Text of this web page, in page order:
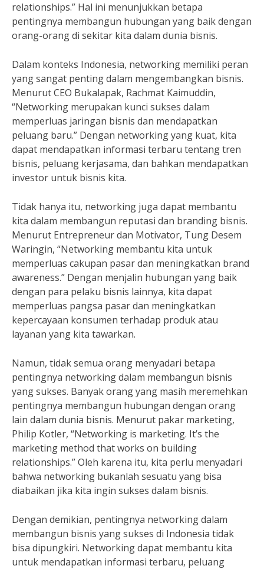
relationships.” Hal ini menunjukkan betapa
pentingnya membangun hubungan yang baik dengan
orang-orang di sekitar kita dalam dunia bisnis.
Dalam konteks Indonesia, networking memiliki peran
yang sangat penting dalam mengembangkan bisnis.
Menurut CEO Bukalapak, Rachmat Kaimuddin,
“Networking merupakan kunci sukses dalam
memperluas jaringan bisnis dan mendapatkan
peluang baru.” Dengan networking yang kuat, kita
dapat mendapatkan informasi terbaru tentang tren
bisnis, peluang kerjasama, dan bahkan mendapatkan
investor untuk bisnis kita.
Tidak hanya itu, networking juga dapat membantu
kita dalam membangun reputasi dan branding bisnis.
Menurut Entrepreneur dan Motivator, Tung Desem
Waringin, “Networking membantu kita untuk
memperluas cakupan pasar dan meningkatkan brand
awareness.” Dengan menjalin hubungan yang baik
dengan para pelaku bisnis lainnya, kita dapat
memperluas pangsa pasar dan meningkatkan
kepercayaan konsumen terhadap produk atau
layanan yang kita tawarkan.
Namun, tidak semua orang menyadari betapa
pentingnya networking dalam membangun bisnis
yang sukses. Banyak orang yang masih meremehkan
pentingnya membangun hubungan dengan orang
lain dalam dunia bisnis. Menurut pakar marketing,
Philip Kotler, “Networking is marketing. It’s the
marketing method that works on building
relationships.” Oleh karena itu, kita perlu menyadari
bahwa networking bukanlah sesuatu yang bisa
diabaikan jika kita ingin sukses dalam bisnis.
Dengan demikian, pentingnya networking dalam
membangun bisnis yang sukses di Indonesia tidak
bisa dipungkiri. Networking dapat membantu kita
untuk mendapatkan informasi terbaru, peluang